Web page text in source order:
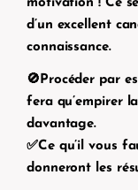
motivation ! Ce
d’un excellent
connaissance.
🚫Procéder par
fera qu’empirer
davantage.
✅Ce qu’il vous
donneront les